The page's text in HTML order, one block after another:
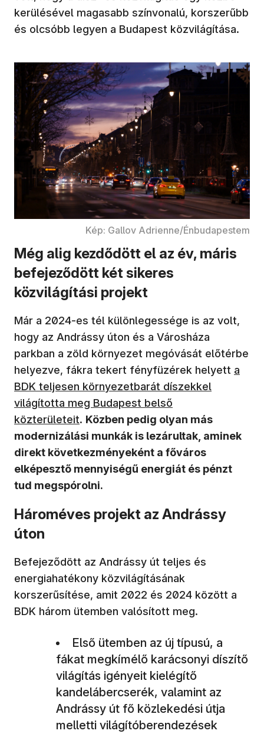
kerülésével magasabb színvonalú, korszerűbb
és olcsóbb legyen a Budapest közvilágítása.
Kép: Gallov Adrienne/Énbudapestem
Még alig kezdődött el az év, máris
befejeződött két sikeres
közvilágítási projekt
Már a 2024-es tél különlegessége is az volt,
hogy az Andrássy úton és a Városháza
parkban a zöld környezet megóvását előtérbe
helyezve, fákra tekert fényfüzérek helyett a
BDK teljesen környezetbarát díszekkel
világította meg Budapest belső
közterületeit. Közben pedig olyan más
modernizálási munkák is lezárultak, aminek
direkt következményeként a főváros
elképesztő mennyiségű energiát és pénzt
tud megspórolni.
Hároméves projekt az Andrássy
úton
Befejeződött az Andrássy út teljes és
energiahatékony közvilágításának
korszerűsítése, amit 2022 és 2024 között a
BDK három ütemben valósított meg.
Első ütemben az új típusú, a
fákat megkímélő karácsonyi díszítő
világítás igényeit kielégítő
kandelábercserék, valamint az
Andrássy út fő közlekedési útja
melletti világítóberendezések